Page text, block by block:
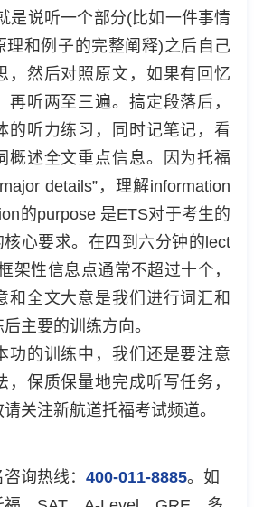
是说听一个部分(比如一件事情
理和例子的完整阐释)之后自己
，然后对照原文，如果有回忆
再听两至三遍。搞定段落后，
的听力练习，同时记笔记，看
概述全文重点信息。因为托福
details”，理解information
的purpose 是ETS对于考生的
核心要求。在四到六分钟的lect
架性信息点通常不超过十个，
和全文大意是我们进行词汇和
主要的训练方向。
的训练中，我们还是要注意
，保质保量地完成听写任务，
请关注新航道托福考试频道。
询热线： 400-011-8885。如